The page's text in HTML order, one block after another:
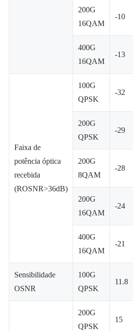
200G
16QAM
-10
400G
16QAM
-13
Faixa de
potência óptica
recebida
(ROSNR>36dB)
100G
QPSK
-32
200G
QPSK
-29
200G
8QAM
-28
200G
16QAM
-24
400G
16QAM
-21
Sensibilidade
OSNR
100G
QPSK
11.8
200G
QPSK
15